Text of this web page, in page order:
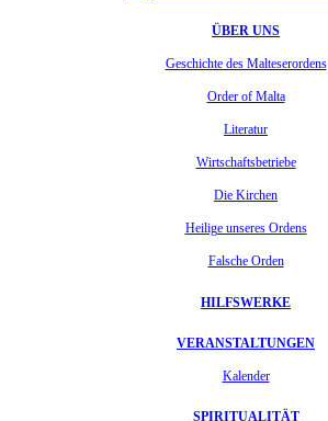
ÜBER UNS
Geschichte des Malteserordens
Order of Malta
Literatur
Wirtschaftsbetriebe
Die Kirchen
Heilige unseres Ordens
Falsche Orden
HILFSWERKE
VERANSTALTUNGEN
Kalender
SPIRITUALITÄT